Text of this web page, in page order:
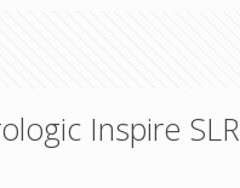
Inspire SLR